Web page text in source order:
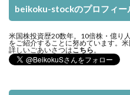
beikoku-stockのプロフィー
米国株投資歴20数年。10倍株・億り
をご紹介することに努めています。
詳しいごあいさつはこちら 。